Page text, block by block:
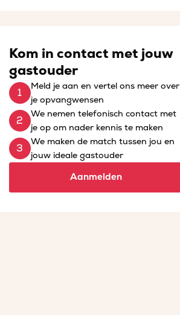
Kom in contact met jouw
gastouder
Meld je aan en vertel ons meer over
je opvangwensen
We nemen telefonisch contact met
je op om nader kennis te maken
We maken de match tussen jou en
jouw ideale gastouder
Aanmelden